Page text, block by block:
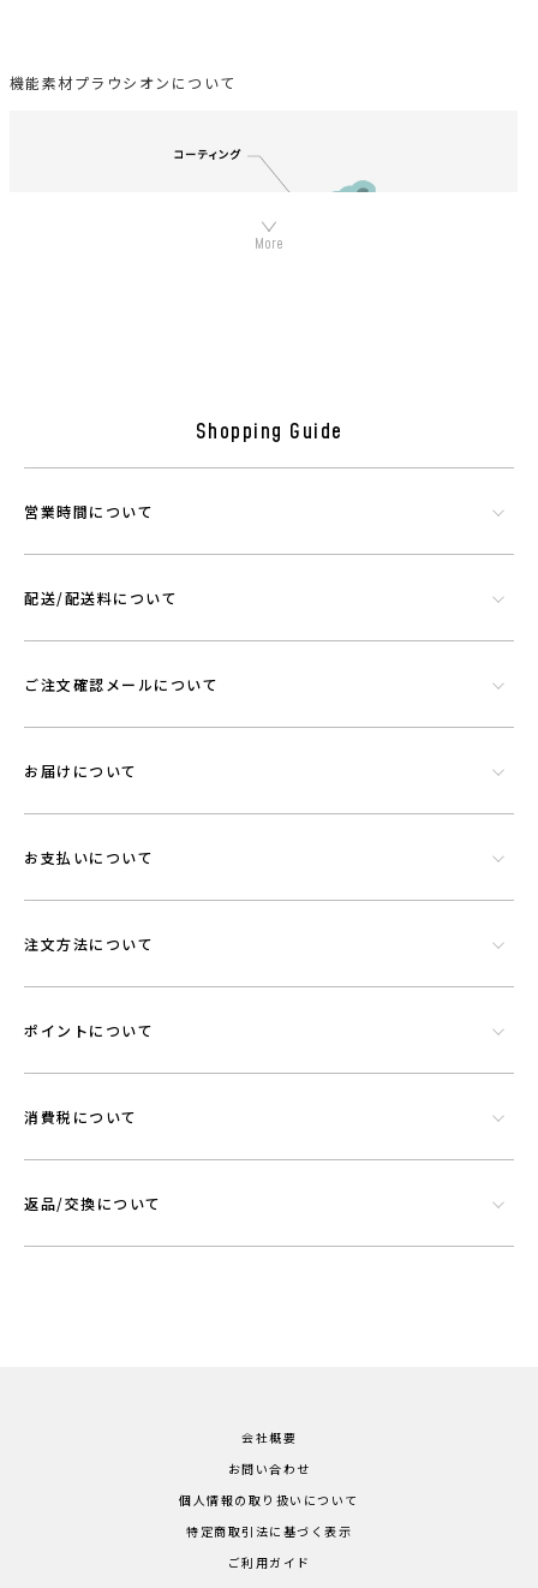
機能素材プラウシオンについて
シリカやトルマリンなど数種類の天然鉱石でできたミネラル混合体で
す。功績を微細に粉砕したものを染色工程で繊維にコーティングさせウ
エアに機能を持たせることができる素材です。
Shopping Guide
営業時間について
配送/配送料について
ご注文確認メールについて
お届けについて
お支払いについて
注文方法について
ポイントについて
消費税について
返品/交換について
会社概要
お問い合わせ
個人情報の取り扱いについて
特定商取引法に基づく表示
ご利用ガイド